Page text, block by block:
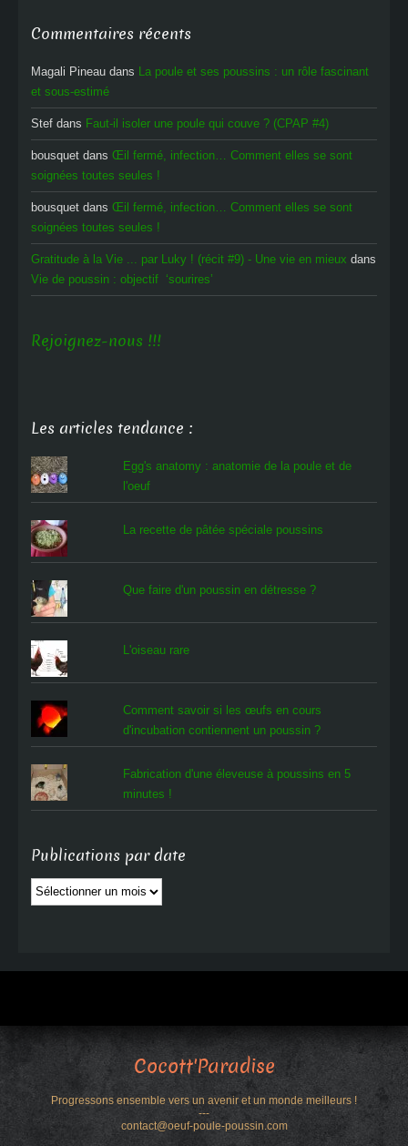
Commentaires récents
Magali Pineau dans La poule et ses poussins : un rôle fascinant
et sous-estimé
Stef dans Faut-il isoler une poule qui couve ? (CPAP #4)
bousquet dans Œil fermé, infection… Comment elles se sont
soignées toutes seules !
bousquet dans Œil fermé, infection… Comment elles se sont
soignées toutes seules !
Gratitude à la Vie ... par Luky ! (récit #9) - Une vie en mieux dans
Vie de poussin : objectif ‘sourires’
Rejoignez-nous !!!
Les articles tendance :
Egg's anatomy : anatomie de la poule et de
l'oeuf
La recette de pâtée spéciale poussins
Que faire d'un poussin en détresse ?
L'oiseau rare
Comment savoir si les œufs en cours
d'incubation contiennent un poussin ?
Fabrication d'une éleveuse à poussins en 5
minutes !
Publications par date
Publications
par
Cocott'Paradise
Progressons ensemble vers un avenir et un monde meilleurs !
---
contact@oeuf-poule-poussin.com